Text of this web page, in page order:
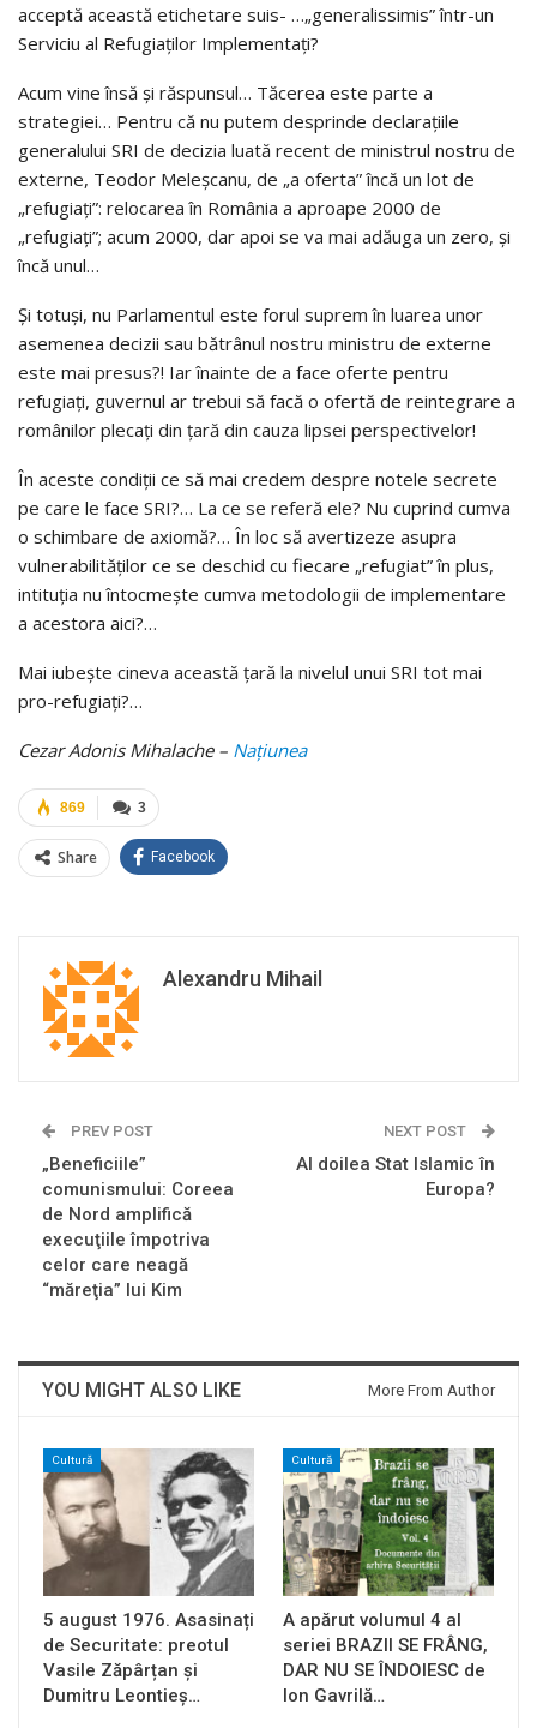
acceptă această etichetare suis- …„generalissimis” într-un
Serviciu al Refugiaților Implementați?
Acum vine însă și răspunsul… Tăcerea este parte a
strategiei… Pentru că nu putem desprinde declarațiile
generalului SRI de decizia luată recent de ministrul nostru de
externe, Teodor Meleșcanu, de „a oferta” încă un lot de
„refugiați”: relocarea în România a aproape 2000 de
„refugiați”; acum 2000, dar apoi se va mai adăuga un zero, și
încă unul…
Și totuși, nu Parlamentul este forul suprem în luarea unor
asemenea decizii sau bătrânul nostru ministru de externe
este mai presus?! Iar înainte de a face oferte pentru
refugiați, guvernul ar trebui să facă o ofertă de reintegrare a
românilor plecați din țară din cauza lipsei perspectivelor!
În aceste condiții ce să mai credem despre notele secrete
pe care le face SRI?… La ce se referă ele? Nu cuprind cumva
o schimbare de axiomă?… În loc să avertizeze asupra
vulnerabilităților ce se deschid cu fiecare „refugiat” în plus,
intituția nu întocmește cumva metodologii de implementare
a acestora aici?…
Mai iubește cineva această țară la nivelul unui SRI tot mai
pro-refugiați?…
Cezar Adonis Mihalache – Națiunea
3
869
Share Facebook
Alexandru Mihail
PREV POST
„Beneficiile”
comunismului: Coreea
de Nord amplifică
execuţiile împotriva
celor care neagă
“măreţia” lui Kim
NEXT POST
Al doilea Stat Islamic în
Europa?
YOU MIGHT ALSO LIKE More From Author
Cultură
5 august 1976. Asasinați
de Securitate: preotul
Vasile Zăpârțan și
Dumitru Leontieș…
Cultură
A apărut volumul 4 al
seriei BRAZII SE FRÂNG,
DAR NU SE ÎNDOIESC de
Ion Gavrilă…